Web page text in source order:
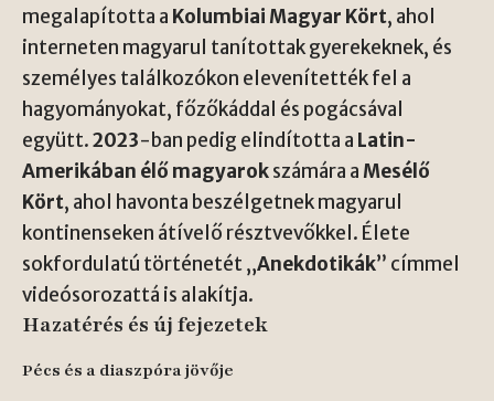
megalapította a Kolumbiai Magyar Kört, ahol
interneten magyarul tanítottak gyerekeknek, és
személyes találkozókon elevenítették fel a
hagyományokat, főzőkáddal és pogácsával
együtt.2023-ban pedig elindította a Latin-
Amerikában élő magyarokszámára aMesélő
Kört, ahol havonta beszélgetnek magyarul
kontinenseken átívelő résztvevőkkel. Élete
sokfordulatú történetét „Anekdotikák” címmel
videósorozattá is alakítja.
Hazatérés és új fejezetek
Pécs és a diaszpóra jövője